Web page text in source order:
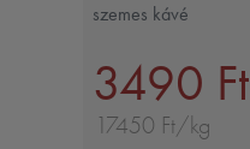
szemes kávé
3490 Ft
17450 Ft/kg